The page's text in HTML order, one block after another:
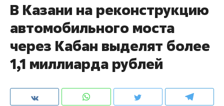
В Казани на реконструкцию
автомобильного моста
через Кабан выделят более
1,1 миллиарда рублей